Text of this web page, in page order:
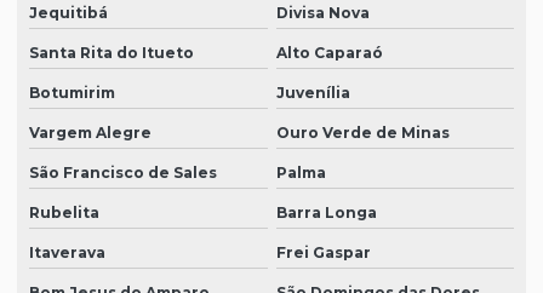
Jequitibá Divisa Nova
Santa Rita do Itueto Alto Caparaó
Botumirim Juvenília
Vargem Alegre Ouro Verde de Minas
São Francisco de Sales Palma
Rubelita Barra Longa
Itaverava Frei Gaspar